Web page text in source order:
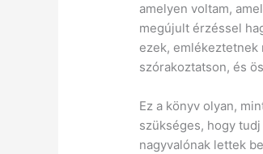
amelyen voltam,
megújult érzéssel
ezek, emlékeztetnek
szórakoztatson, és
Ez a könyv olyan,
szükséges, hogy
nagyvalónak lettek